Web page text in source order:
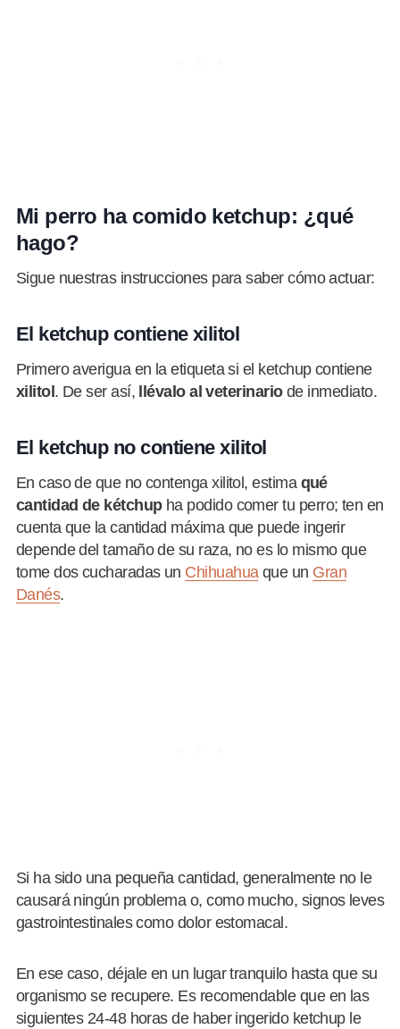
Mi perro ha comido ketchup: ¿qué
hago?
Sigue nuestras instrucciones para saber cómo actuar:
El ketchup contiene xilitol
Primero averigua en la etiqueta si el ketchup contiene
xilitol . De ser así, llévalo al veterinariode inmediato.
El ketchup no contiene xilitol
En caso de que no contenga xilitol, estima qué
cantidad de kétchupha podido comer tu perro; ten en
cuenta que la cantidad máxima que puede ingerir
depende del tamaño de su raza, no es lo mismo que
tome dos cucharadas un Chihuahuaque un Gran
Danés.
Si ha sido una pequeña cantidad, generalmente no le
causará ningún problema o, como mucho, signos leves
gastrointestinales como dolor estomacal.
En ese caso, déjale en un lugar tranquilo hasta que su
organismo se recupere. Es recomendable que en las
siguientes 24-48 horas de haber ingerido ketchup le